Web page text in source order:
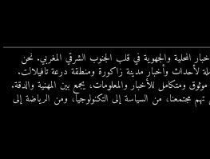
المحلية والجهوية في قلب الجنوب الشرقي المغربي. نحن
لأحداث وأخبار مدينة زاكورة ومنطقة درعة تافيلالت.
ومتكامل للأخبار والمعلومات، يجمع بين المهنية والدقة.
تهم مجتمعنا، من السياسة إلى التكنولوجيا، ومن الرياضة إلى